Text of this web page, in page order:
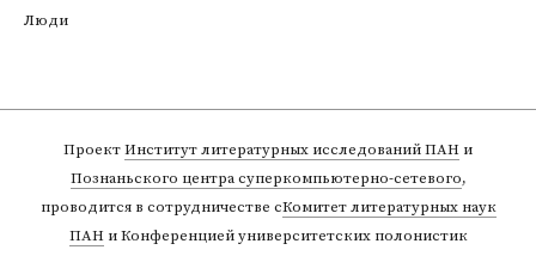
Люди
ПроектИнститут литературных исследований ПАН и
Познаньского центра суперкомпьютерно-сетевого,
проводится в сотрудничестве сКомитет литературных наук
ПАНи Конференцией университетских полонистик